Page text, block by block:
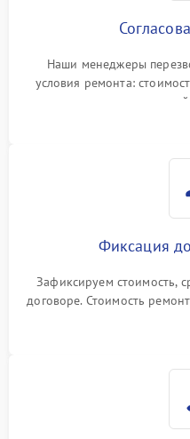
Наши менеджеры
условия ремонта:
Фиксация
Зафиксируем стоимость,
договоре. Стоимость